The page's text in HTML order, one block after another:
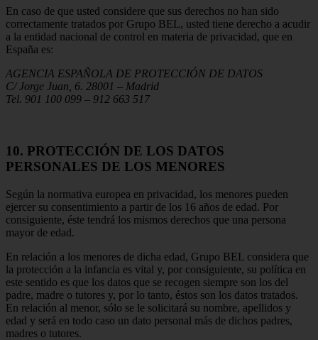
En caso de que usted considere que sus derechos no han sido
correctamente tratados por Grupo BEL, usted tiene derecho a acudir
a la entidad nacional de control en materia de privacidad, que en
España es:
AGENCIA ESPAÑOLA DE PROTECCIÓN DE DATOS
C/ Jorge Juan, 6. 28001 – Madrid
Tel. 901 100 099 – 912 663 517
10. PROTECCIÓN DE LOS DATOS
PERSONALES DE LOS MENORES
Según la normativa europea en privacidad, los menores pueden
ejercer su consentimiento a partir de los 16 años de edad. Por
consiguiente, éste tendrá los mismos derechos que una persona
mayor de edad.
En relación a los menores de dicha edad, Grupo BEL considera que
la protección a la infancia es vital y, por consiguiente, su política en
este sentido es que los datos que se recogen siempre son los del
padre, madre o tutores y, por lo tanto, éstos son los datos tratados.
En relación al menor, sólo se le solicitará su nombre, apellidos y
edad y será en todo caso un dato personal más de dichos padres,
madres o tutores.